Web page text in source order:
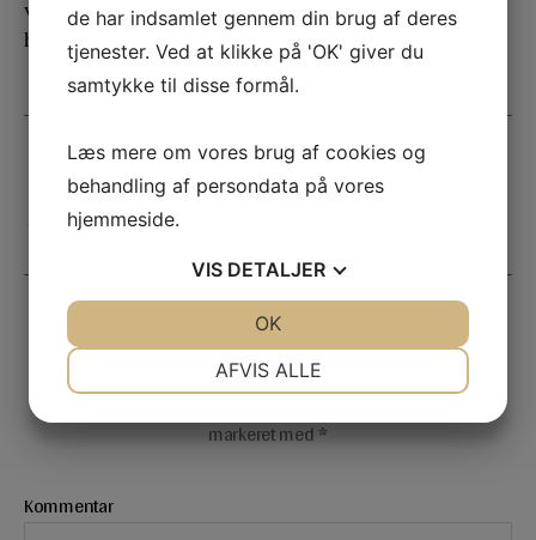
værktøjskasse, uanset om man er professionel
håndværker eller gør-det-selv entusiast.
Professionel iPhone reparation i Næstved
→
Vigtigheden af Professionel Asbestsanering
Skriv et svar
markeret med*
Kommentar
de har indsamlet gennem din brug af deres
tjenester. Ved at klikke på 'OK' giver du
samtykke til disse formål.
Læs mere om vores brug af cookies og
behandling af persondata på vores
hjemmeside.
VIS DETALJER
MARKETING
AFVIS ALLE
OK